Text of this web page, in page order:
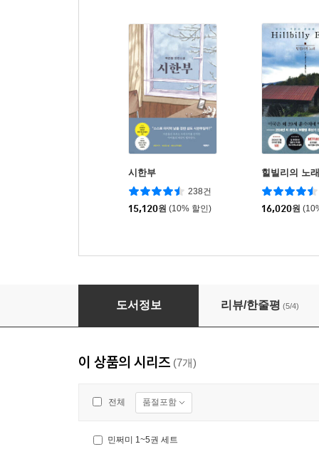
시한부
238건
15,120원 (10% 할인)
힐빌리의 노래
16,020원
민쩌미 5
도서정보 리뷰/한줄평 (5/4)
이 상품의 시리즈 (7개)
전체 품절포함
민쩌미 1~5권 세트